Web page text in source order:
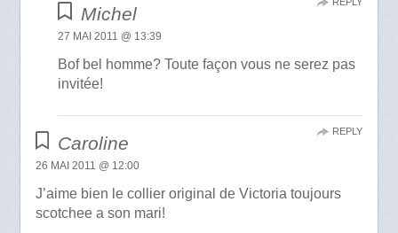
Michel
27 MAI 2011 @ 13:39
Bof bel homme? Toute façon vous ne serez pas
invitée!
Caroline
26 MAI 2011 @ 12:00
J’aime bien le collier original de Victoria toujours
scotchee a son mari!
REPLY